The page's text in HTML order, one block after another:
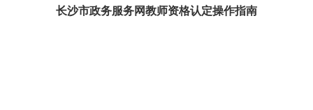
长沙市政务服务网教师资格认定操作指南